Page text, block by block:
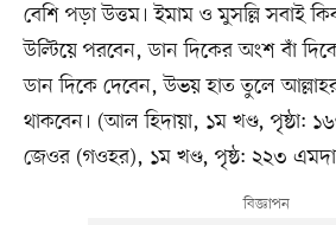
বেশি পড়া উত্তম। ইমাম ও মুসল্লি সবাই
উল্টিয়ে পরবেন, ডান দিকের অংশ বাঁ
ডান দিকে দেবেন, উভয় হাত তুলে
থাকবেন। (আল হিদায়া, ১ম খণ্ড, পৃষ্ঠা:
জেওর (গওহর), ১ম খণ্ড, পৃষ্ঠ: ২২৩